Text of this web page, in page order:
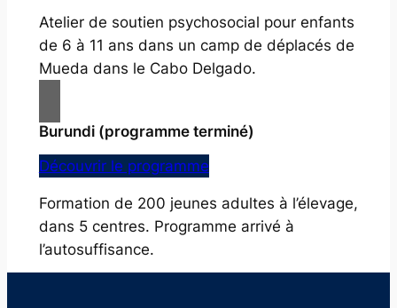
Atelier de soutien psychosocial pour enfants
de 6 à 11 ans dans un camp de déplacés de
Mueda dans le Cabo Delgado.
Burundi (programme terminé)
Découvrir le programme
Formation de 200 jeunes adultes à l’élevage,
dans 5 centres. Programme arrivé à
l’autosuffisance.